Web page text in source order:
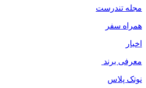
مجله‌ تندرست
همراه سفر
اخبار
معرفی برند
نوتک پلاس